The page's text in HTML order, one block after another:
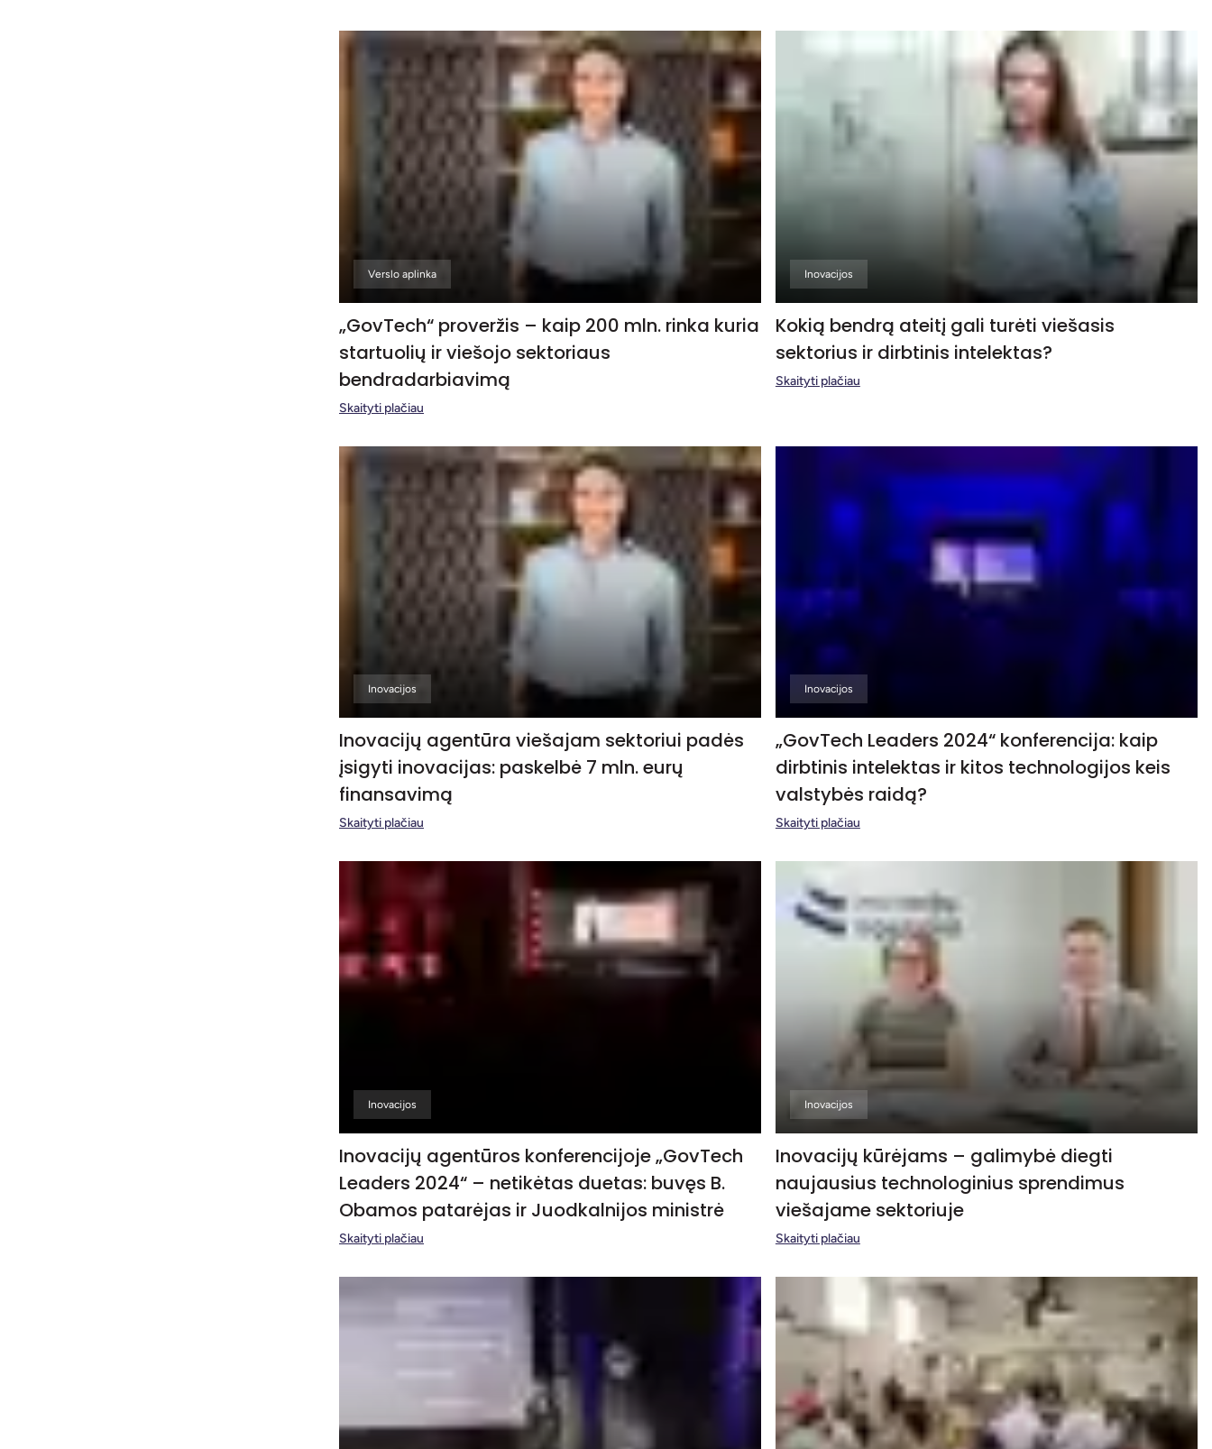
Verslo aplinka
„GovTech“ proveržis – kaip 200 mln. rinka kuria
startuolių ir viešojo sektoriaus
bendradarbiavimą
Skaityti plačiau
Inovacijos
Kokią bendrą ateitį gali turėti viešasis
sektorius ir dirbtinis intelektas?
Skaityti plačiau
Inovacijos
Inovacijų agentūra viešajam sektoriui padės
įsigyti inovacijas: paskelbė 7 mln. eurų
finansavimą
Skaityti plačiau
Inovacijos
„GovTech Leaders 2024“ konferencija: kaip
dirbtinis intelektas ir kitos technologijos keis
valstybės raidą?
Skaityti plačiau
Inovacijos
Inovacijų agentūros konferencijoje „GovTech
Leaders 2024“ – netikėtas duetas: buvęs B.
Obamos patarėjas ir Juodkalnijos ministrė
Skaityti plačiau
Inovacijos
Inovacijų kūrėjams – galimybė diegti
naujausius technologinius sprendimus
viešajame sektoriuje
Skaityti plačiau